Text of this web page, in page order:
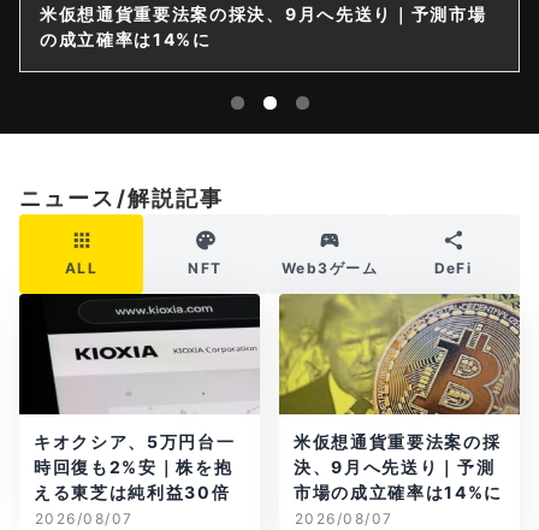
仮想通貨は購入後すぐ送れなくなる？金融庁が出庫制
限を要請
ニュース/解説記事
ALL NFT Web3ゲーム DeFi
キオクシア、5万円台一
時回復も2%安｜株を抱
える東芝は純利益30倍
2026/08/07
米仮想通貨重要法案の採
決、9月へ先送り｜予測
市場の成立確率は14%に
2026/08/07